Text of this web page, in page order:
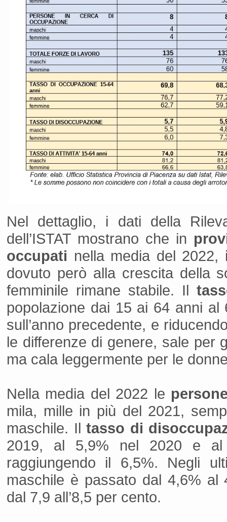
Nel dettaglio, i dati della
dell’ISTAT mostrano che in
occupati nella media del
dovuto però alla crescita della
femminile rimane stabile. Il
popolazione dai 15 ai 64 anni
sull’anno precedente, e
le differenze di genere, sale per
ma cala leggermente per le
Nella media del 2022 le
mila, mille in più del 2021,
maschile. Iltasso di
2019, al 5,9% nel 2020 e
raggiungendo il 6,5%. Negli
maschile è passato dal 4,6% al
dal 7,9 all’8,5 per cento.